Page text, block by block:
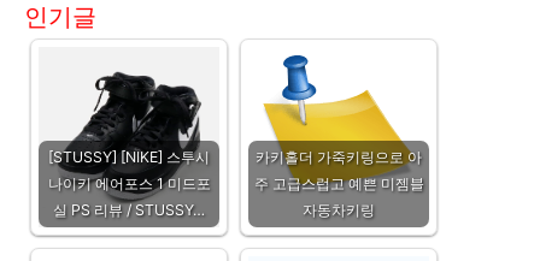
인기글
[STUSSY] [NIKE] 스투시
나이키 에어포스 1 미드포
실 PS 리뷰 / STUSSY…
카키홀더 가죽키링으로 아
주 고급스럽고 예쁜 미젬블
자동차키링